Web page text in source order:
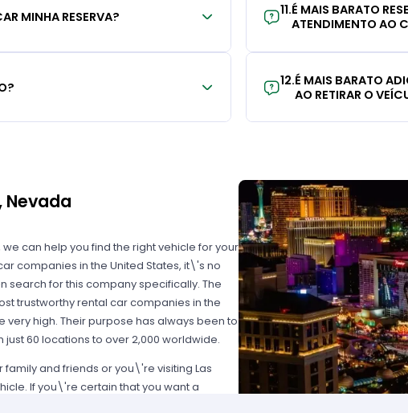
MINHA RESERVA? 11.É MAIS BARATO
ATENDIMENTO AO
12.É MAIS BARATO
AO RETIRAR O
Nevada
can help you find the right vehicle for your
companies in the United States, it\'s no
search for this company specifically. The
trustworthy rental car companies in the
high. Their purpose has always been to
60 locations to over 2,000 worldwide.
and friends or you\'re visiting Las
If you\'re certain that you want a